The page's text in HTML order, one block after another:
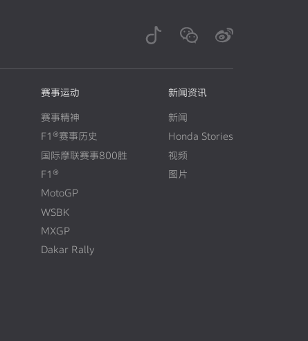
赛事运动
赛事精神
F1®赛事历史
国际摩联赛事800胜
F1®
MotoGP
WSBK
MXGP
Dakar Rally
新闻资讯
新闻
Honda Stories
视频
图片